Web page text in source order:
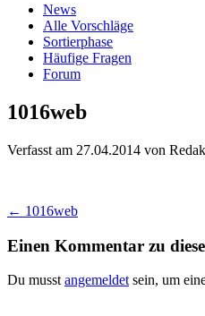
Zum
Inhalt
springen
News
Alle Vorschläge
Sortierphase
Häufige Fragen
Forum
1016web
Verfasst am 27.04.2014 von
Beitragsnavigation
← 1016web
Einen Kommentar zu
Du musstangemeldetsein, um